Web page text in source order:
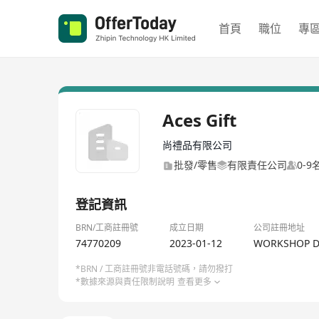
首頁 職位 專
Aces Gift
尚禮品有限公司
批發/零售
有限責任公司 0-9
登記資訊
BRN/工商註冊號 成立日期 公司註冊地址
74770209 2023-01-12 WORKSHOP
*BRN / 工商註冊號非電話號碼，請勿撥打
*數據來源與責任限制說明 查看更多